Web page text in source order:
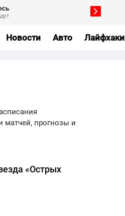
Новости Авто Лайфхаки
матчей, прогнозы и
«Острых